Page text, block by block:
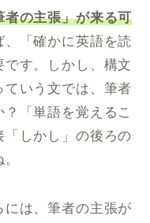
の主張」が来る可
、「確かに英語を読
す。しかし、構文
いう文では、筆者
「単語を覚えるこ
「しかし」の後ろの
は、筆者の主張が